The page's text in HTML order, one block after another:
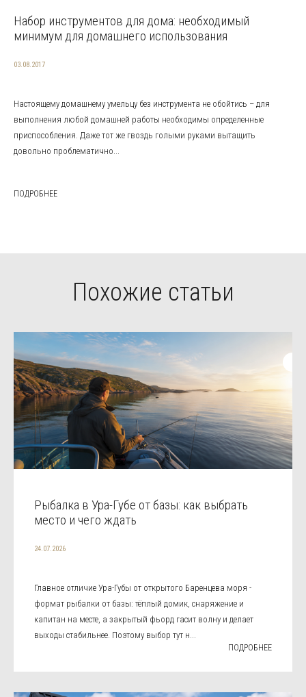
Набор инструментов для дома: необходимый
минимум для домашнего использования
03.08.2017
Настоящему домашнему умельцу без инструмента не обойтись – для
выполнения любой домашней работы необходимы определенные
приспособления. Даже тот же гвоздь голыми руками вытащить
довольно проблематично...
ПОДРОБНЕЕ
Похожие статьи
Рыбалка в Ура-Губе от базы: как выбрать
место и чего ждать
24.07.2026
Главное отличие Ура-Губы от открытого Баренцева моря -
формат рыбалки от базы: тёплый домик, снаряжение и
капитан на месте, а закрытый фьорд гасит волну и делает
выходы стабильнее. Поэтому выбор тут н...
ПОДРОБНЕЕ